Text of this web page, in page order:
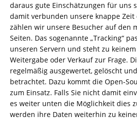
daraus gute Einschätzungen für uns
damit verbunden unsere knappe
zählen wir unsere Besucher auf den
Seiten. Das sogenannte „Tracking“
unseren Servern und steht zu
Weitergabe oder Verkauf zur Frage.
regelmäßig ausgewertet, gelöscht
betrachtet. Dazu kommt die Open-
zum Einsatz. Falls Sie nicht damit
es weiter unten die Möglichkeit dies
werden ihre Daten weiterhin zu